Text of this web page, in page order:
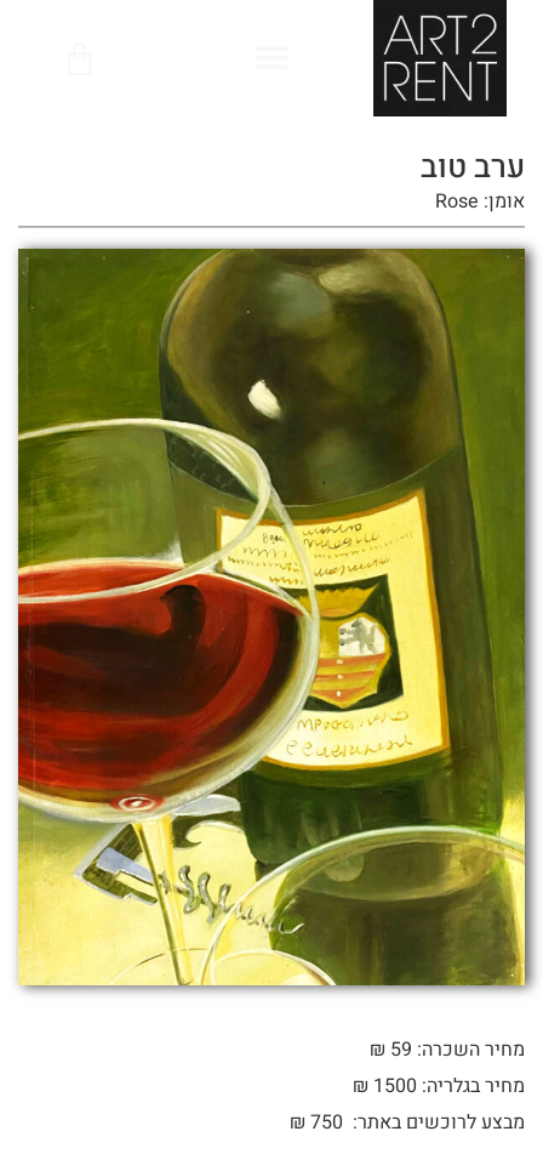
ערב טוב
אומן: Rose
מחיר השכרה: 59 ₪
מחיר בגלריה: 1500 ₪
מבצע לרוכשים באתר:
₪ 750